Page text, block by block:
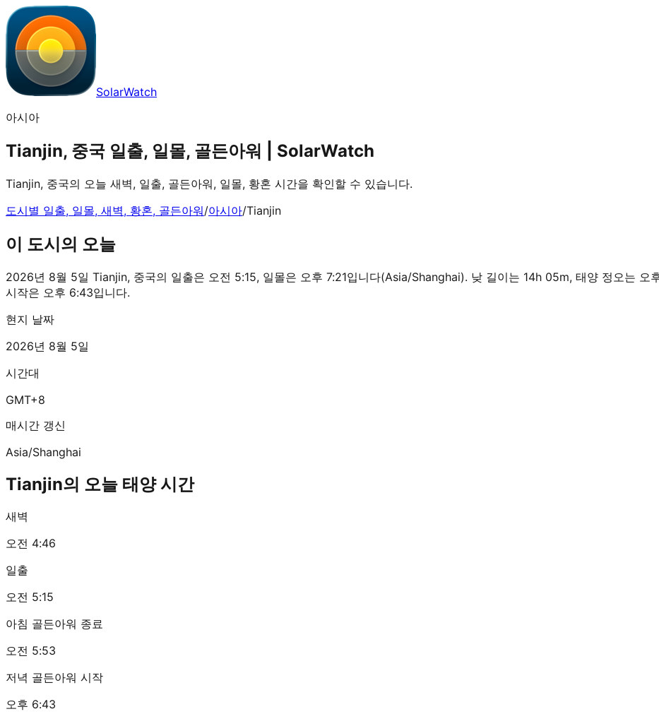
SolarWatch
아시아
Tianjin, 중국 일출, 일몰, 골든아워 | SolarWatch
Tianjin, 중국의 오늘 새벽, 일출, 골든아워, 일몰, 황혼 시간을 확인할 수 있습니다.
도시별 일출, 일몰, 새벽, 황혼, 골든아워/아시아/Tianjin
이 도시의 오늘
2026년 8월 5일 Tianjin, 중국의 일출은 오전 5:15, 일몰은 오후 7:21입니다(Asia/Shanghai). 낮 길이는 14h 05m, 태양 정오는 오
시작은 오후 6:43입니다.
현지 날짜
2026년 8월 5일
시간대
GMT+8
매시간 갱신
Asia/Shanghai
Tianjin의 오늘 태양 시간
새벽
오전 4:46
일출
오전 5:15
아침 골든아워 종료
오전 5:53
저녁 골든아워 시작
오후 6:43